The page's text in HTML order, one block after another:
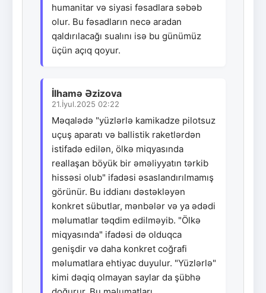
humanitar və siyasi fəsadlara səbəb
olur. Bu fəsadların necə aradan
qaldırılacağı sualını isə bu günümüz
üçün açıq qoyur.
İlhamə Əzizova
21.İyul.2025 02:22
Məqalədə "yüzlərlə kamikadze pilotsuz
uçuş aparatı və ballistik raketlərdən
istifadə edilən, ölkə miqyasında
reallaşan böyük bir əməliyyatın tərkib
hissəsi olub" ifadəsi əsaslandırılmamış
görünür. Bu iddianı dəstəkləyən
konkret sübutlar, mənbələr və ya ədədi
məlumatlar təqdim edilməyib. "Ölkə
miqyasında" ifadəsi də olduqca
genişdir və daha konkret coğrafi
məlumatlara ehtiyac duyulur. "Yüzlərlə"
kimi dəqiq olmayan saylar da şübhə